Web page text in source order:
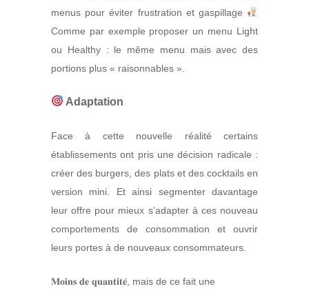
menus pour éviter frustration et gaspillage
Comme par exemple proposer un menu Light
ou Healthy : le même menu mais avec des
portions plus « raisonnables ».
Adaptation
Face à cette nouvelle réalité certains
établissements ont pris une décision radicale :
créer des burgers, des plats et des cocktails en
version mini. Et ainsi segmenter davantage
leur offre pour mieux s’adapter à ces nouveau
comportements de consommation et ouvrir
leurs portes à de nouveaux consommateurs.
𝐌𝐨𝐢𝐧𝐬 𝐝𝐞 𝐪𝐮𝐚𝐧𝐭𝐢𝐭𝐞́, mais de ce fait une